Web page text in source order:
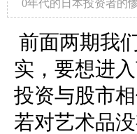
0年代的日本投资者的
前面两期我
实，要想进
投资与股市
若对艺术品